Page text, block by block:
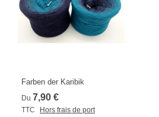
Farben der Karibik
Du 7,90 €
TTC
Hors frais de port